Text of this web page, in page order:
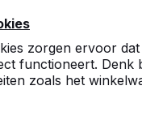
zorgen ervoor
functioneert. Denk
zoals het